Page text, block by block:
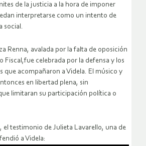
de la justicia a la hora de imponer
interpretarse como un intento de
social.
Renna, avalada por la falta de oposición
Fiscal,fue celebrada por la defensa y los
que acompañaron a Videla. El músico y
en libertad plena, sin
limitaran su participación política o
el testimonio de Julieta Lavarello, una de
a Videla: